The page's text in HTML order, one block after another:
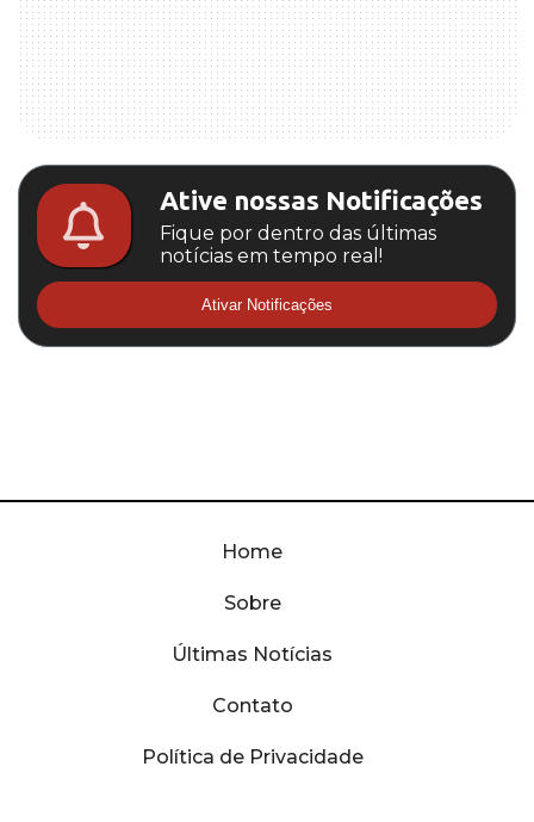
Ative nossas Notificações
Fique por dentro das últimas
notícias em tempo real!
Ativar Notificações
Home
Sobre
Últimas Notícias
Contato
Política de Privacidade